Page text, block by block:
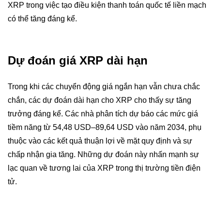
XRP trong việc tạo điều kiện thanh toán quốc tế liền mạch
có thể tăng đáng kể.
Dự đoán giá XRP dài hạn
Trong khi các chuyển động giá ngắn hạn vẫn chưa chắc
chắn, các dự đoán dài hạn cho XRP cho thấy sự tăng
trưởng đáng kể. Các nhà phân tích dự báo các mức giá
tiềm năng từ 54,48 USD–89,64 USD vào năm 2034, phụ
thuộc vào các kết quả thuận lợi về mặt quy định và sự
chấp nhận gia tăng. Những dự đoán này nhấn mạnh sự
lạc quan về tương lai của XRP trong thị trường tiền điện
tử.